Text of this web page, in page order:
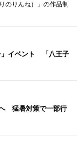
のりんね）」の作品制
」イベント 「八王子
へ 猛暑対策で一部行